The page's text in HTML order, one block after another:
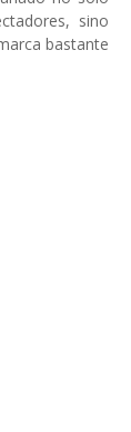
sino
bastante